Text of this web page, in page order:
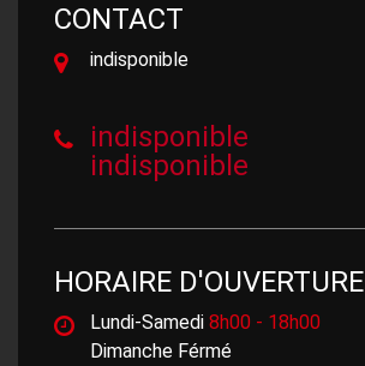
CONTACT
indisponible
indisponible
indisponible
HORAIRE D'OUVERTURE
Lundi-Samedi 8h00 - 18h00
Dimanche Férmé